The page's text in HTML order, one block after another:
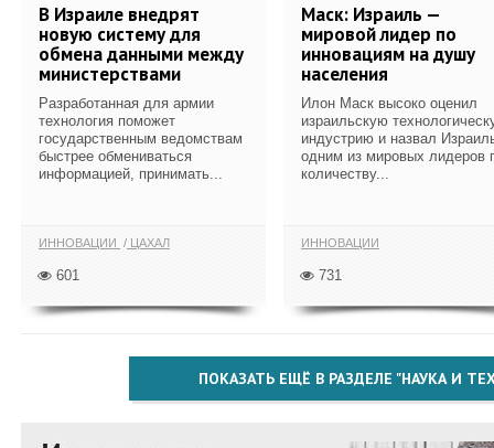
В Израиле внедрят
новую систему для
обмена данными между
министерствами
Разработанная для армии
технология поможет
государственным ведомствам
быстрее обмениваться
информацией, принимать...
ИННОВАЦИИ ЦАХАЛ
601
Маск: Израиль —
мировой лидер по
инновациям на душу
населения
Илон Маск высоко оценил
израильскую
индустрию и назвал
одним из мировых лидеров
количеству...
ИННОВАЦИИ
731
ПОКАЗАТЬ ЕЩЁ В РАЗДЕЛЕ "НАУКА И